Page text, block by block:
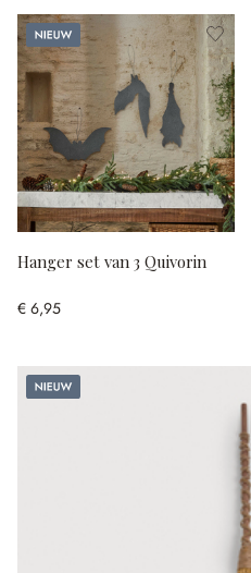
Nieuw
Hanger set van 3 Quivorin
€ 6,95
Nieuw